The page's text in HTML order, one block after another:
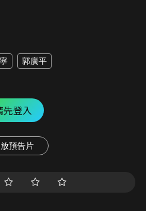
郭廣平
先登入
預告片